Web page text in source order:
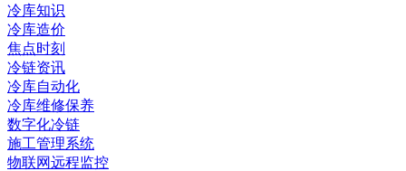
冷库知识
冷库造价
焦点时刻
冷链资讯
冷库自动化
冷库维修保养
数字化冷链
施工管理系统
物联网远程监控